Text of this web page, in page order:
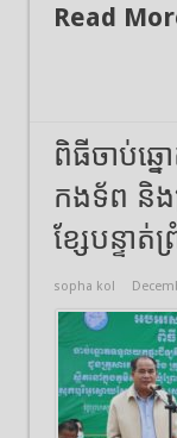
Read
ពិធីចាប់ឆ្
កងទ័ព និង
ខ្សែបន្ទាត់
sopha kol